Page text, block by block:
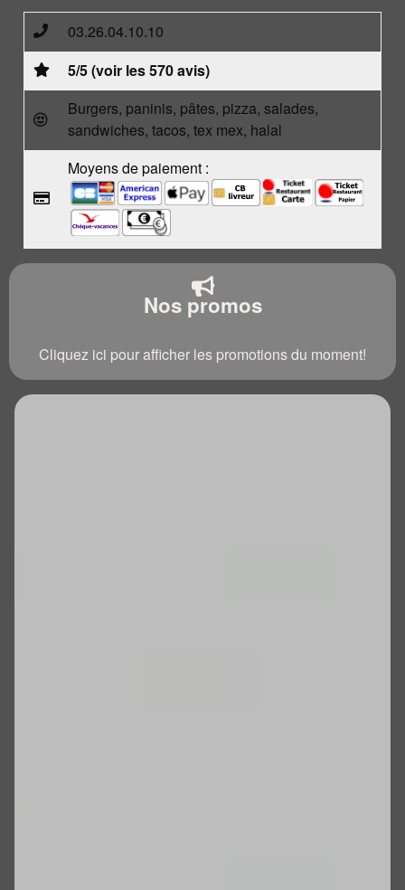
03.26.04.10.10
5/5 (voir les 570 avis)
Burgers, paninis, pâtes, pizza, salades,
sandwiches, tacos, tex mex, halal
Moyens de paiement :
Nos promos
Cliquez ici pour afficher les promotions du moment!